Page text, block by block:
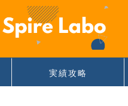
実績攻略